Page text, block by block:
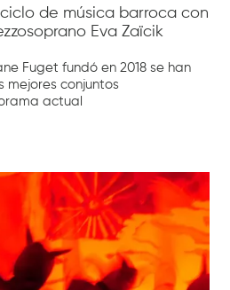
ciclo de música barroca con
Eva Zaïcik
Fuget fundó en 2018 se han
mejores conjuntos
actual